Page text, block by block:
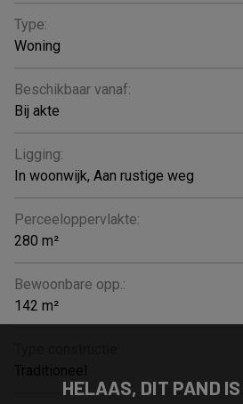
HELAAS, DIT PAND
Type:
Woning
Beschikbaar vanaf:
Bij akte
Ligging:
In woonwijk, Aan rustige weg
Perceeloppervlakte:
280 m²
Bewoonbare opp.:
142 m²
Traditioneel